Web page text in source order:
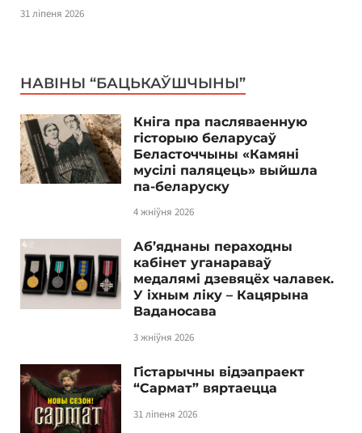
31 ліпеня 2026
НАВІНЫ “БАЦЬКАЎШЧЫНЫ”
Кніга пра пасляваенную
гісторыю беларусаў
Беласточчыны «Камяні
мусілі паляцець» выйшла
па-беларуску
4 жніўня 2026
Аб’яднаны пераходны
кабінет уганараваў
медалямі дзевяцёх чалавек.
У іхным ліку – Кацярына
Ваданосава
3 жніўня 2026
Гістарычны відэапраект
“Сармат” вяртаецца
31 ліпеня 2026